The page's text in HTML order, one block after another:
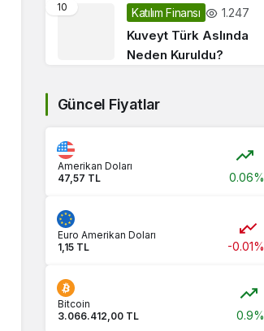
10 Katılım Finansı 1.247
Kuveyt Türk Aslında
Neden Kuruldu?
Güncel Fiyatlar
Amerikan Doları
47,57 TL
0.06%
Euro Amerikan Doları
1,15 TL
-0.01%
Bitcoin
3.066.412,00 TL
0.9%